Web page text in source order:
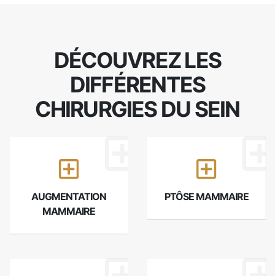
DÉCOUVREZ LES
DIFFÉRENTES
CHIRURGIES DU SEIN
AUGMENTATION
MAMMAIRE
PTÔSE MAMMAIRE